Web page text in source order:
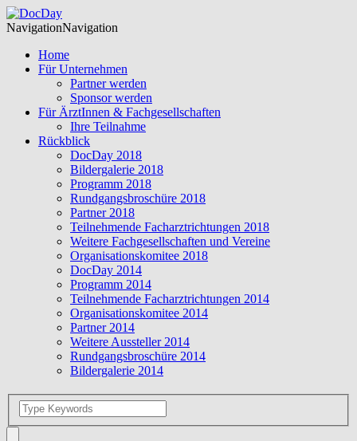
NavigationNavigation
Home
Für Unternehmen
Partner werden
Sponsor werden
Für ÄrztInnen & Fachgesellschaften
Ihre Teilnahme
Rückblick
DocDay 2018
Bildergalerie 2018
Programm 2018
Rundgangsbroschüre 2018
Partner 2018
Teilnehmende Facharztrichtungen 2018
Weitere Fachgesellschaften und Vereine
Organisationskomitee 2018
DocDay 2014
Programm 2014
Teilnehmende Facharztrichtungen 2014
Organisationskomitee 2014
Partner 2014
Weitere Aussteller 2014
Rundgangsbroschüre 2014
Bildergalerie 2014